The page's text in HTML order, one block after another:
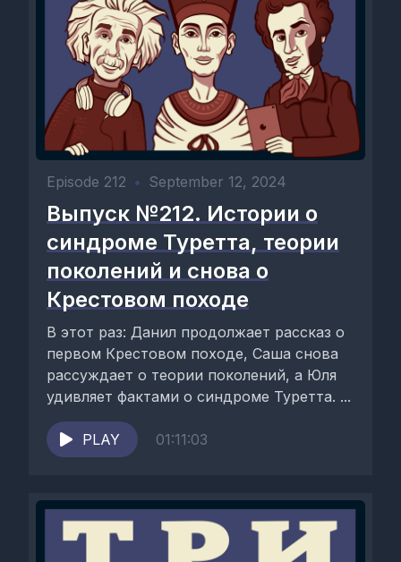
Episode 212 • September 12, 2024
Выпуск №212. Истории о
синдроме Туретта, теории
поколений и снова о
Крестовом походе
В этот раз: Данил продолжает рассказ о
первом Крестовом походе, Саша снова
рассуждает о теории поколений, а Юля
удивляет фактами о синдроме Туретта. ⁠...
PLAY 01:11:03